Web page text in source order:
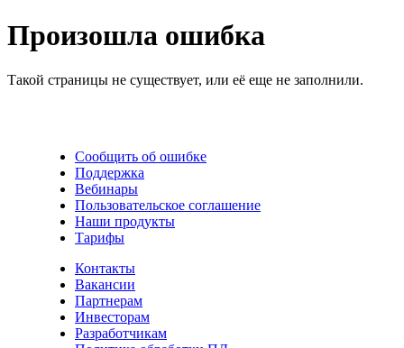
Произошла ошибка
Такой страницы не существует, или её еще не заполнили.
Сообщить об ошибке
Поддержка
Вебинары
Пользовательское соглашение
Наши продукты
Тарифы
Контакты
Вакансии
Партнерам
Инвесторам
Разработчикам